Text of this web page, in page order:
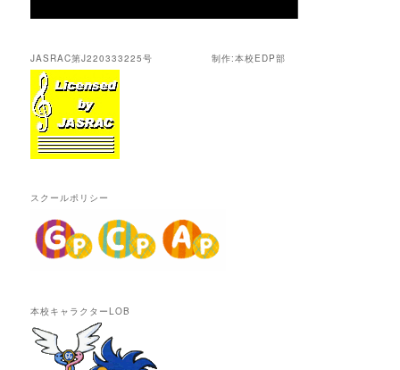
JASRAC第J220333225号 制作:本校EDP部
スクールポリシー
本校キャラクターLOB